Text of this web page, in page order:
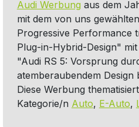
Audi Werbung aus dem
mit dem von uns
Progressive Performance
Plug-in-Hybrid-Design"
"Audi RS 5: Vorsprung
atemberaubendem Design
Diese Werbung
Kategorie/n Auto, E-Auto,